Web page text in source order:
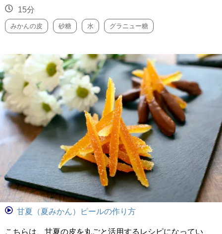
15分
みかんの皮 砂糖 水 グラニュー糖
甘夏（夏みかん）ピールの作り方
こちらは、甘夏の皮を丸ごと活用するレシピになってい